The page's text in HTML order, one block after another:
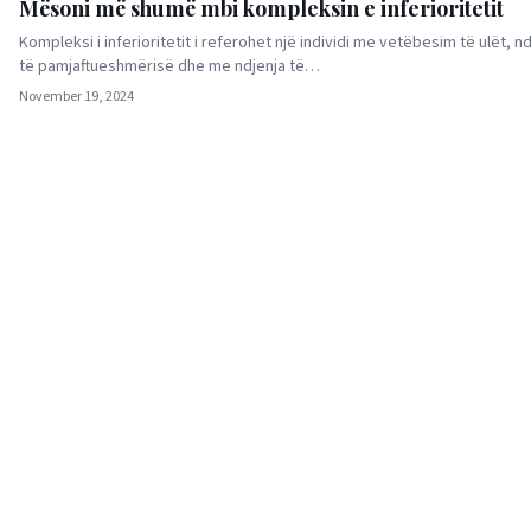
Mësoni më shumë mbi kompleksin e inferioritetit
Kompleksi i inferioritetit i referohet një individi me vetëbesim të ulët,
të pamjaftueshmërisë dhe me ndjenja të…
November 19, 2024